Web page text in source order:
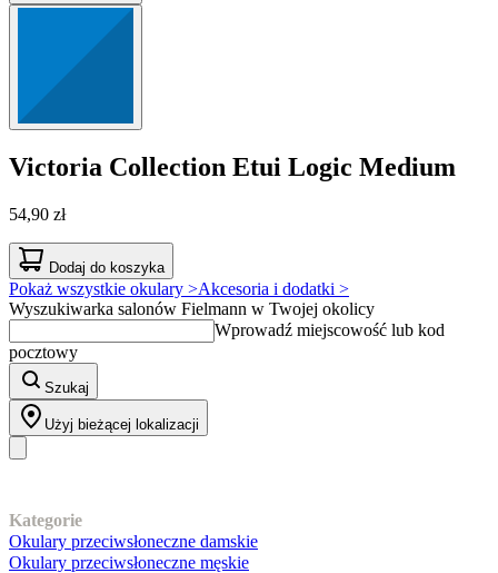
Victoria Collection Etui Logic Medium
54,90 zł
Dodaj do koszyka
Pokaż wszystkie okulary >Akcesoria i dodatki >
Wyszukiwarka salonów Fielmann w Twojej okolicy
Wprowadź miejscowość lub kod
pocztowy
Szukaj
Użyj bieżącej lokalizacji
Kategorie
Okulary przeciwsłoneczne damskie
Okulary przeciwsłoneczne męskie